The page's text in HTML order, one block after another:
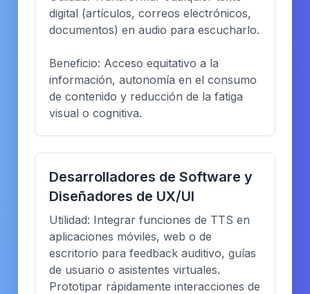
digital (artículos, correos electrónicos,
documentos) en audio para escucharlo.
Beneficio: Acceso equitativo a la
información, autonomía en el consumo
de contenido y reducción de la fatiga
visual o cognitiva.
Desarrolladores de Software y
Diseñadores de UX/UI
Utilidad: Integrar funciones de TTS en
aplicaciones móviles, web o de
escritorio para feedback auditivo, guías
de usuario o asistentes virtuales.
Prototipar rápidamente interacciones de